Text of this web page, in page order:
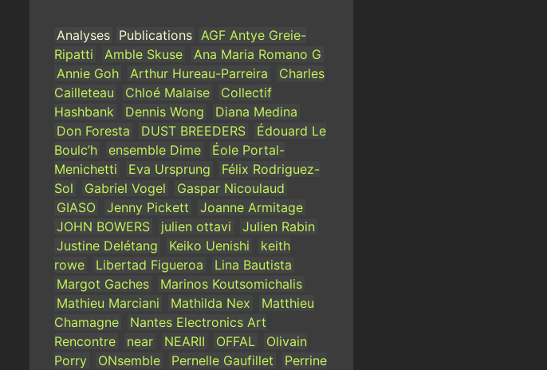
Analyses Publications AGF Antye Greie-
Ripatti
Amble Skuse
Ana Maria Romano G
Annie Goh
Arthur Hureau-Parreira
Charles
Cailleteau
Chloé Malaise
Collectif
Hashbank
Dennis Wong
Diana Medina
Don Foresta
DUST BREEDERS
Édouard Le
Boulc’h
ensemble Dime
Éole Portal-
Menichetti
Eva Ursprung
Félix Rodriguez-
Sol
Gabriel Vogel
Gaspar Nicoulaud
GIASO
Jenny Pickett
Joanne Armitage
JOHN BOWERS
julien ottavi
Julien Rabin
Justine Delétang
Keiko Uenishi
keith
rowe
Libertad Figueroa
Lina Bautista
Margot Gaches
Marinos Koutsomichalis
Mathieu Marciani
Mathilda Nex
Matthieu
Chamagne
Nantes Electronics Art
Rencontre
near NEARII OFFAL
Olivain
Porry
ONsemble Pernelle Gaufillet
Perrine